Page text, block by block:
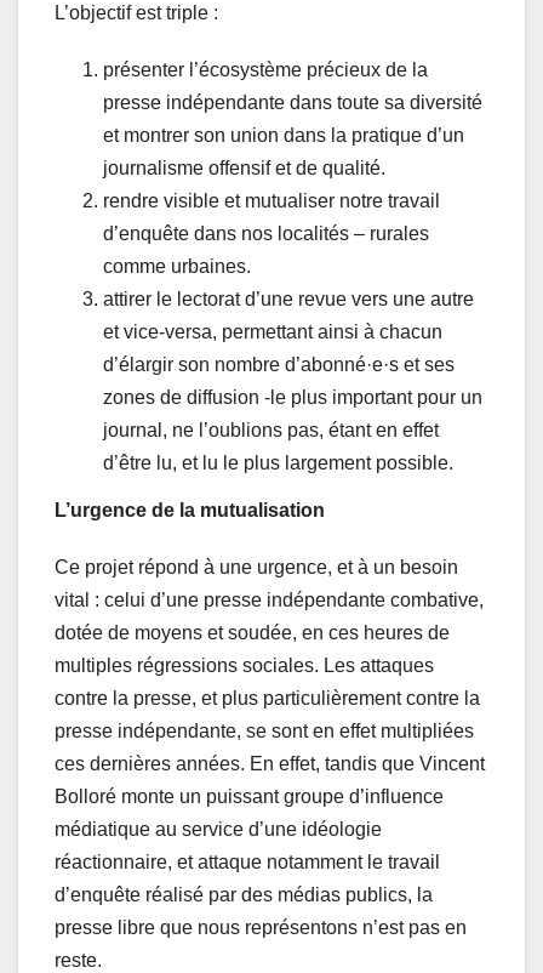
L’objectif est triple :
présenter l’écosystème précieux de la
presse indépendante dans toute sa diversité
et montrer son union dans la pratique d’un
journalisme offensif et de qualité.
rendre visible et mutualiser notre travail
d’enquête dans nos localités – rurales
comme urbaines.
attirer le lectorat d’une revue vers une autre
et vice-versa, permettant ainsi à chacun
d’élargir son nombre d’abonné·e·s et ses
zones de diffusion -le plus important pour un
journal, ne l’oublions pas, étant en effet
d’être lu, et lu le plus largement possible.
L’urgence de la mutualisation
Ce projet répond à une urgence, et à un besoin
vital : celui d’une presse indépendante combative,
dotée de moyens et soudée, en ces heures de
multiples régressions sociales. Les attaques
contre la presse, et plus particulièrement contre la
presse indépendante, se sont en effet multipliées
ces dernières années. En effet, tandis que Vincent
Bolloré monte un puissant groupe d’influence
médiatique au service d’une idéologie
réactionnaire, et attaque notamment le travail
d’enquête réalisé par des médias publics, la
presse libre que nous représentons n’est pas en
reste.